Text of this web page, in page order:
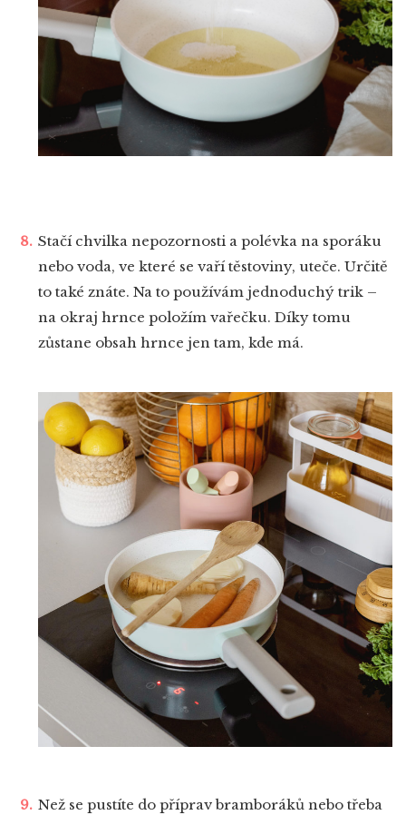
Stačí chvilka nepozornosti a polévka na sporáku
nebo voda, ve které se vaří těstoviny, uteče. Určitě
to také znáte. Na to používám jednoduchý trik –
na okraj hrnce položím vařečku. Díky tomu
zůstane obsah hrnce jen tam, kde má.
Než se pustíte do příprav bramboráků nebo třeba